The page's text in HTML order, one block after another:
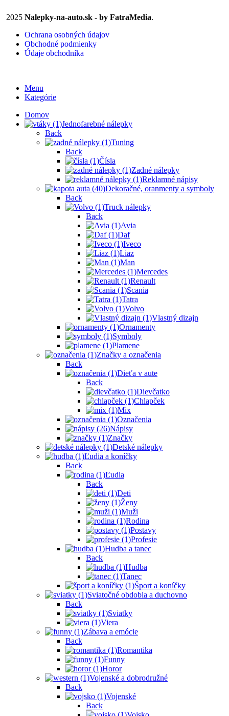
2025 Nalepky-na-auto.sk - by FatraMedia.
Ochrana osobných údajov
Obchodné podmienky
Údaje obchodníka
Menu
Kategórie
Domov
Jednofarebné nálepky
Back
Tuning
Back
Čísla
Zadné nálepky
Reklamné nápisy
Dekoračné, oranmenty a symboly
Back
Truck nálepky
Back
Avia
Daf
Iveco
Liaz
Man
Mercedes
Renault
Scania
Tatra
Volvo
Vlastný dizajn
Ornamenty
Symboly
Plamene
Značky a označenia
Back
Dieťa v aute
Back
Dievčatko
Chlapček
Mix
Označenia
Nápisy
Značky
Detské nálepky
Ľudia a koníčky
Back
Ľudia
Back
Deti
Ženy
Muži
Rodina
Postavy
Profesie
Hudba a tanec
Back
Hudba
Tanec
Šport a koníčky
Sviatočné obdobia a duchovno
Back
Sviatky
Viera
Zábava a emócie
Back
Romantika
Funny
Horor
Vojenské a dobrodružné
Back
Vojenské
Back